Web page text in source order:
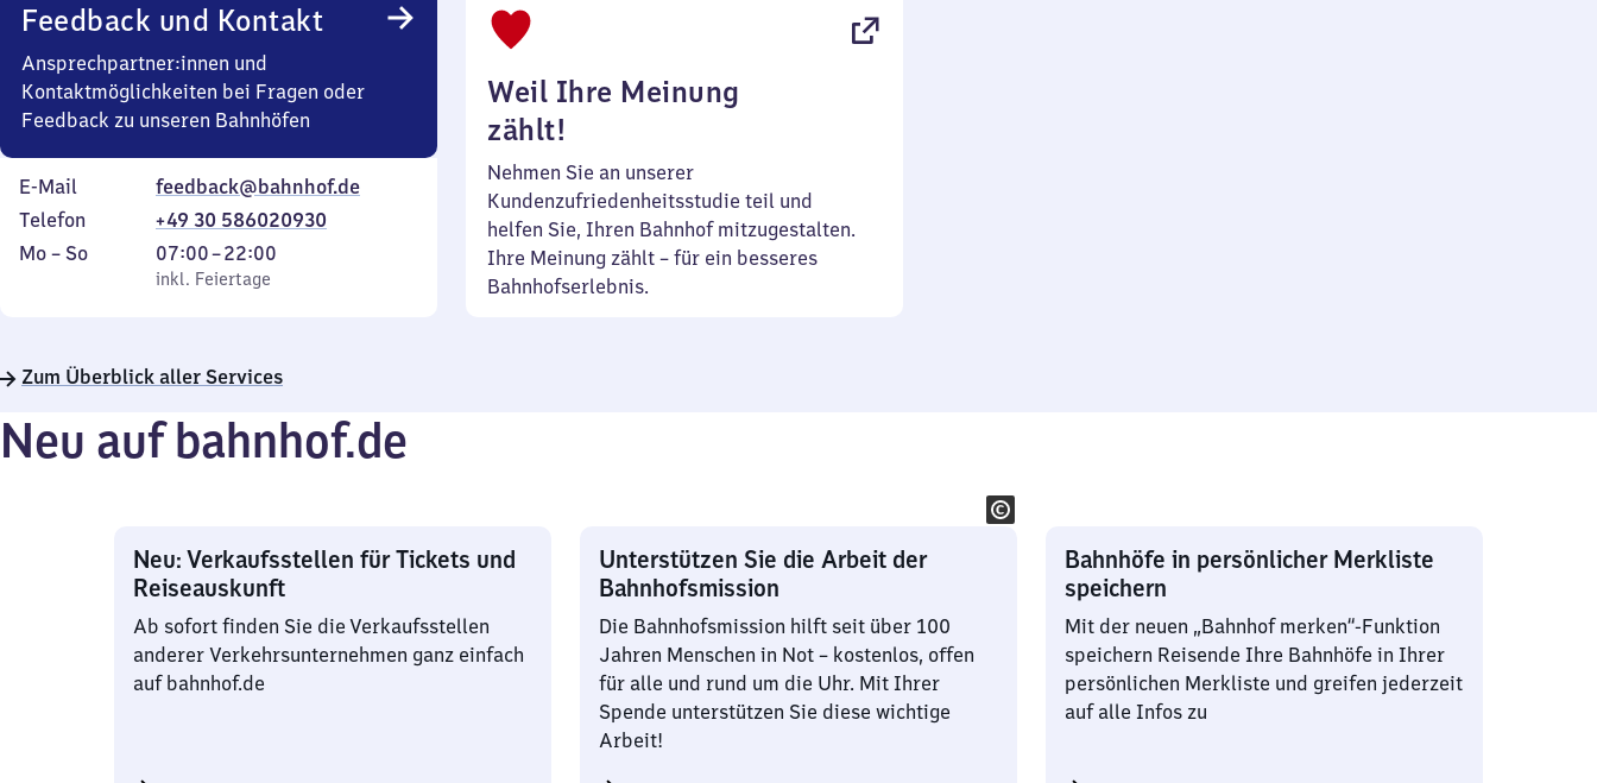
Feedback und Kontakt
Ansprechpartner:innen und
Kontaktmöglichkeiten bei Fragen oder
Feedback zu unseren Bahnhöfen
E-Mail
feedback@bahnhof.de
Telefon
+49 30 586020930
Montag
Mo – So,
inkl. Feiertage
07:00–22:00
Von
7
22
inkl. Feiertage
Weil Ihre Meinung
zählt!
Nehmen Sie an unserer
Kundenzufriedenheitsstudie teil und
helfen Sie, Ihren Bahnhof mitzugestalten.
Ihre Meinung zählt – für ein besseres
Bahnhofserlebnis.
Zum Überblick aller Services
Neu auf bahnhof.de
Neu: Verkaufsstellen für Tickets und
Reiseauskunft
Ab sofort finden Sie die Verkaufsstellen
anderer Verkehrsunternehmen ganz einfach
auf bahnhof.de
Unterstützen Sie die Arbeit der
Bahnhofsmission
Die Bahnhofsmission hilft seit über 100
Jahren Menschen in Not – kostenlos, offen
für alle und rund um die Uhr. Mit Ihrer
Spende unterstützen Sie diese wichtige
Arbeit!
Bahnhöfe in persönlicher Merkliste
speichern
Mit der neuen „Bahnhof merken“-Funktion
speichern Reisende Ihre Bahnhöfe in Ihrer
persönlichen Merkliste und greifen jederzeit
auf alle Infos zu